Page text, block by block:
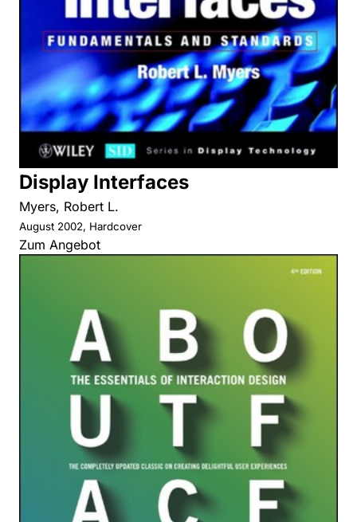
Display Interfaces
Myers, Robert L.
August 2002, Hardcover
Zum Angebot